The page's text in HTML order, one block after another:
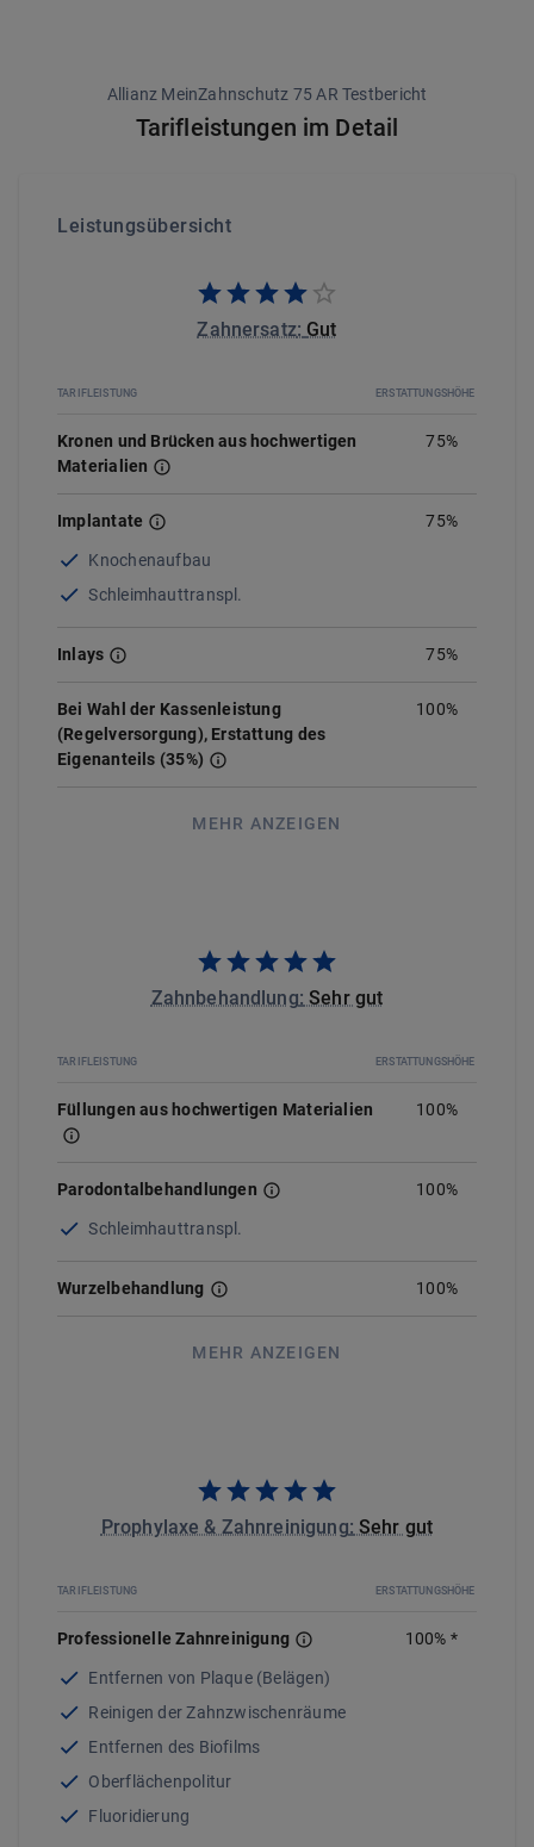
Allianz MeinZahnschutz 75 AR Testbericht
Tarifleistungen im Detail
Leistungsübersicht
Zahnersatz: Gut
TARIFLEISTUNG ERSTATTUNGSHÖHE
Kronen und Brücken aus hochwertigen
Materialien
75%
Implantate
Knochenaufbau
Schleimhauttranspl.
75%
Inlays 75%
Bei Wahl der Kassenleistung
(Regelversorgung), Erstattung des
Eigenanteils (35%)
100%
MEHR ANZEIGEN
Zahnbehandlung: Sehr gut
TARIFLEISTUNG ERSTATTUNGSHÖHE
Füllungen aus hochwertigen Materialien 100%
Parodontalbehandlungen
Schleimhauttranspl.
100%
Wurzelbehandlung 100%
MEHR ANZEIGEN
Prophylaxe & Zahnreinigung: Sehr gut
TARIFLEISTUNG ERSTATTUNGSHÖHE
Professionelle Zahnreinigung
Entfernen von Plaque (Belägen)
Reinigen der Zahnzwischenräume
Entfernen des Biofilms
Oberflächenpolitur
Fluoridierung
100% *